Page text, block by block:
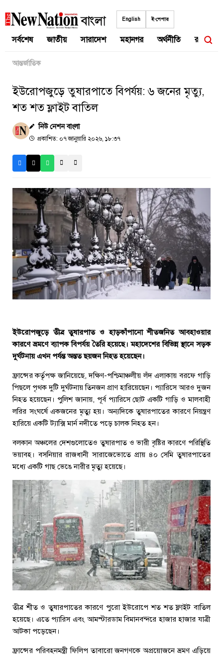
to
English ই-পেপার
সর্বশেষ জাতীয় সারাদেশ মহানগর অর্থনীতি রাজনীতি
আন্তর্জাতিক
ইউরোপজুড়ে তুষারপাতে বিপর্যয়: ৬ জনের মৃত্যু,
শত শত ফ্লাইট বাতিল
নিউ নেশন বাংলা
প্রকাশিত: ০৭ জানুয়ারি ২০২৬, ১৮:৩৭
ইউরোপজুড়ে তীব্র তুষারপাত ও হাড়কাঁপানো শীতজনিত আবহাওয়ার
কারণে ভ্রমণে ব্যাপক বিপর্যয় তৈরি হয়েছে। মহাদেশের বিভিন্ন স্থানে সড়ক
দুর্ঘটনায় এখন পর্যন্ত অন্তত ছয়জন নিহত হয়েছেন।
ফ্রান্সের কর্তৃপক্ষ জানিয়েছে, দক্ষিণ-পশ্চিমাঞ্চলীয় লঁদ এলাকায় বরফে গাড়ি
পিছলে পৃথক দুটি দুর্ঘটনায় তিনজন প্রাণ হারিয়েছেন। প্যারিসে আরও দুজন
নিহত হয়েছেন। পুলিশ জানায়, পূর্ব প্যারিসে ছোট একটি গাড়ি ও মালবাহী
লরির সংঘর্ষে একজনের মৃত্যু হয়। অন্যদিকে তুষারপাতের কারণে নিয়ন্ত্রণ
হারিয়ে একটি ট্যাক্সি মার্ন নদীতে পড়ে চালক নিহত হন।
বলকান অঞ্চলের দেশগুলোতেও তুষারপাত ও ভারী বৃষ্টির কারণে পরিস্থিতি
ভয়াবহ। বসনিয়ার রাজধানী সারাজেভোতে প্রায় ৪০ সেমি তুষারপাতের
মধ্যে একটি গাছ ভেঙে নারীর মৃত্যু হয়েছে।
তীব্র শীত ও তুষারপাতের কারণে পুরো ইউরোপে শত শত ফ্লাইট বাতিল
হয়েছে। এতে প্যারিস এবং আমস্টারডাম বিমানবন্দরে হাজার হাজার যাত্রী
আটকা পড়েছেন।
ফ্রান্সের পরিবহনমন্ত্রী ফিলিপ তাবারো জনগণকে অপ্রয়োজনে ভ্রমণ এড়িয়ে